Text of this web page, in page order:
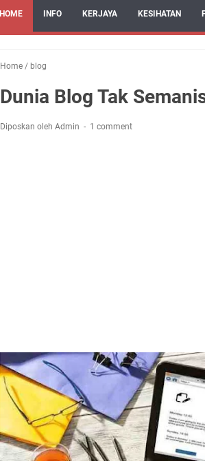
HOME INFO KERJAYA KESIHATAN
Home / blog
Dunia Blog Tak
Diposkan oleh Admin 1 comment